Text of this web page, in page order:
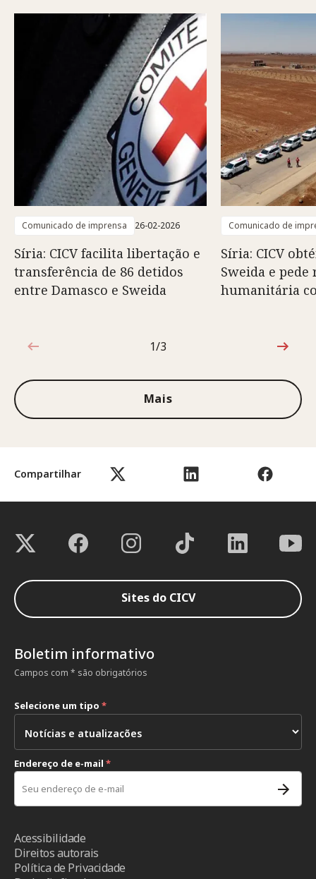
Compartilhar
Comunicado de imprensa 26-02-2026
Síria: CICV facilita libertação e
transferência de 86 detidos
entre Damasco e Sweida
Comunicado de
Síria: CICV
Sweida e pede
humanitária
1 de 3
1/3
Mais
Sites do CICV
Boletim informativo
Campos com * são obrigatórios
Selecione um tipo *
Endereço de e-mail *
Acessibilidade
Direitos autorais
Política de Privacidade